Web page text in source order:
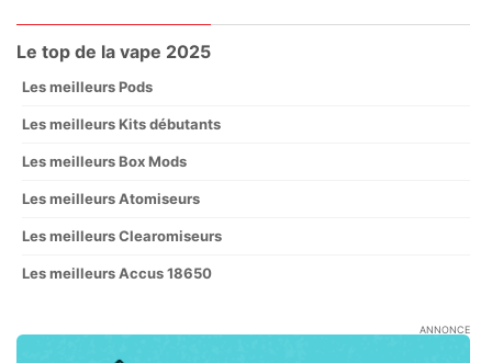
Le top de la vape 2025
Les meilleurs Pods
Les meilleurs Kits débutants
Les meilleurs Box Mods
Les meilleurs Atomiseurs
Les meilleurs Clearomiseurs
Les meilleurs Accus 18650
ANNONCE